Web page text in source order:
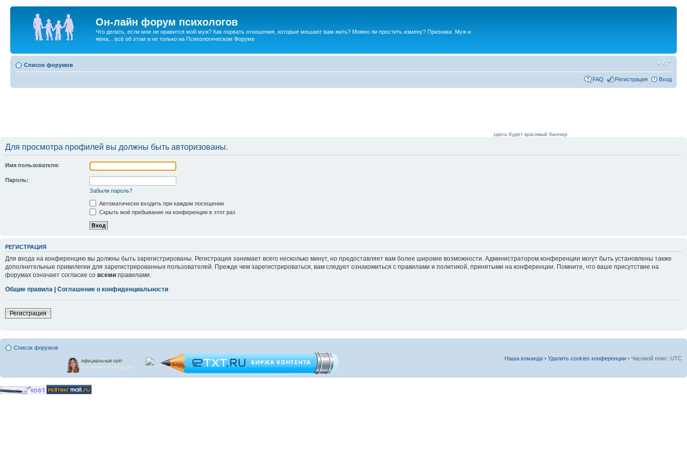
Он-лайн форум психологов
Что делать, если мне не нравится мой муж? Как порвать отношения, которые мешают вам жить? Можно ли простить измену? Признаки. Муж и
жена... всё об этом и не только на Психологическом Форуме
Список форумов
FAQ Регистрация Вход
здесь будет красивый баннер
Для просмотра профилей вы должны быть авторизованы.
Имя пользователя:
Пароль:
Забыли пароль?
Автоматически входить при каждом посещении
Скрыть моё пребывание на конференции в этот раз
РЕГИСТРАЦИЯ
Для входа на конференцию вы должны быть зарегистрированы. Регистрация занимает всего несколько минут, но предоставляет вам более широкие возможности. Администратором конференции могут быть установлены также
дополнительные привилегии для зарегистрированных пользователей. Прежде чем зарегистрироваться, вам следует ознакомиться с правилами и политикой, принятыми на конференции. Помните, что ваше присутствие на
форумах означает согласие со всеми правилами.
Общие правила
Соглашение о конфиденциальности
Регистрация
Список форумов
Наша команда • Удалить cookies конференции • Часовой пояс: UTC